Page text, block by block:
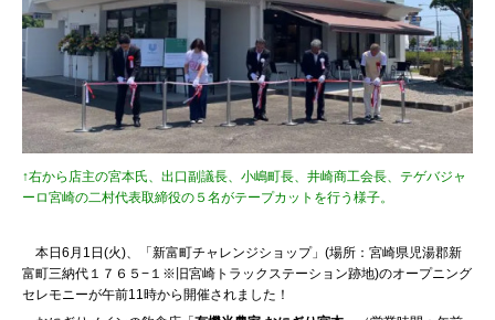
↑右から店主の宮本氏、出口副議長、小嶋町長、井崎商工会長、 テゲバジャ
ーロ宮崎の二村代表取締役の５名がテープカットを行う様子。
本日6月1日(火)、「新富町チャレンジショップ」(場所：宮崎県児湯郡新
富町三納代１７６５−１※旧宮崎トラックステーション跡地)のオープニング
セレモニーが午前11時から開催されました！